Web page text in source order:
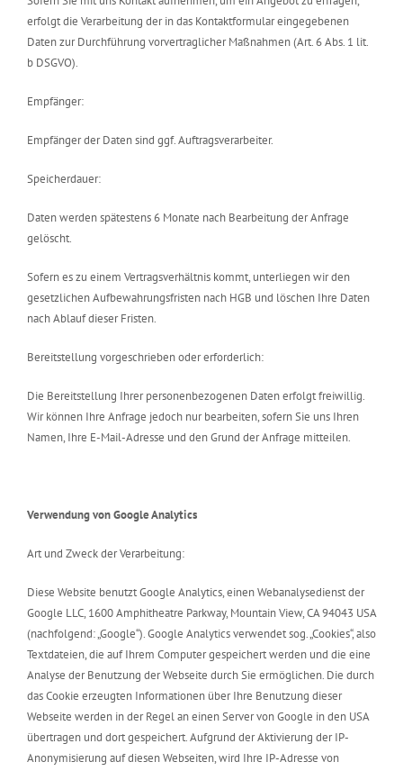
erfolgt die Verarbeitung der in das Kontaktformular eingegebenen
Daten zur Durchführung vorvertraglicher Maßnahmen (Art. 6 Abs. 1 lit.
b DSGVO).
Empfänger:
Empfänger der Daten sind ggf. Auftragsverarbeiter.
Speicherdauer:
Daten werden spätestens 6 Monate nach Bearbeitung der Anfrage
gelöscht.
Sofern es zu einem Vertragsverhältnis kommt, unterliegen wir den
gesetzlichen Aufbewahrungsfristen nach HGB und löschen Ihre Daten
nach Ablauf dieser Fristen.
Bereitstellung vorgeschrieben oder erforderlich:
Die Bereitstellung Ihrer personenbezogenen Daten erfolgt freiwillig.
Wir können Ihre Anfrage jedoch nur bearbeiten, sofern Sie uns Ihren
Namen, Ihre E-Mail-Adresse und den Grund der Anfrage mitteilen.
Verwendung von Google Analytics
Art und Zweck der Verarbeitung:
Diese Website benutzt Google Analytics, einen Webanalysedienst der
Google LLC, 1600 Amphitheatre Parkway, Mountain View, CA 94043 USA
(nachfolgend: „Google“). Google Analytics verwendet sog. „Cookies“, also
Textdateien, die auf Ihrem Computer gespeichert werden und die eine
Analyse der Benutzung der Webseite durch Sie ermöglichen. Die durch
das Cookie erzeugten Informationen über Ihre Benutzung dieser
Webseite werden in der Regel an einen Server von Google in den USA
übertragen und dort gespeichert. Aufgrund der Aktivierung der IP-
Anonymisierung auf diesen Webseiten, wird Ihre IP-Adresse von